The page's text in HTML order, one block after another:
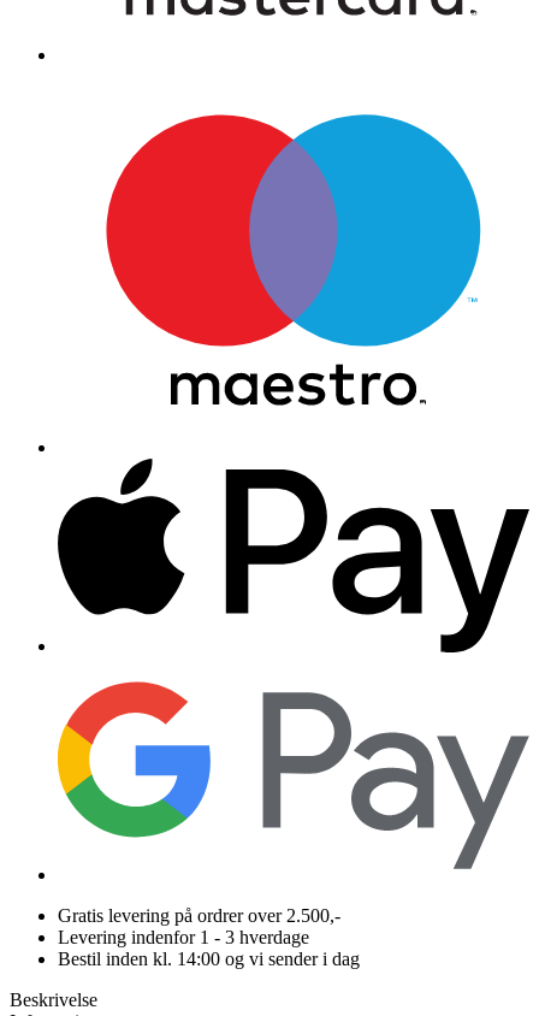
Gratis levering på ordrer over 2.500,-
Levering indenfor 1 - 3 hverdage
Bestil inden kl. 14:00 og vi sender i dag
Beskrivelse